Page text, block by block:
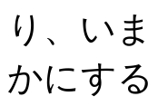
り、い
かにす